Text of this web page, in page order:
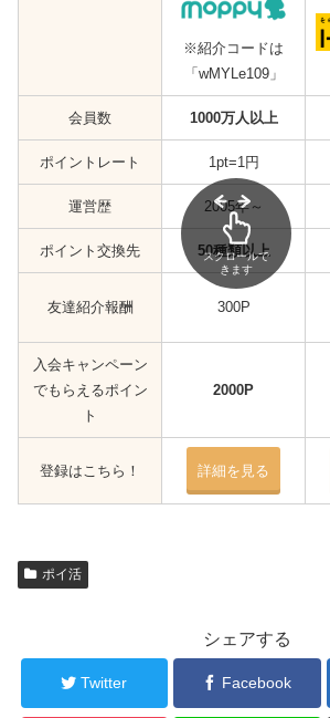
※紹介コードは
「wMYLe109」
会員数 1000万人以上
ポイントレート 1pt=1円
運営歴 2005年～
ポイント交換先 50種類以上
友達紹介報酬 300P
入会キャンペーン
でもらえるポイン
ト
2000P
登録はこちら！ 詳細を見る
スクロールで
きます
ポイ活
シェアする
Twitter Facebook